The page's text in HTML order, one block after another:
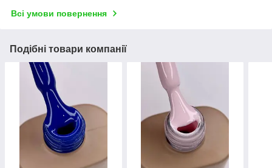
Всі умови повернення
Подібні товари компанії